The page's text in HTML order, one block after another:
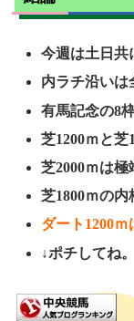
今週は土日共
内ラチ沿いは
有馬記念の8
芝1200ｍと芝
芝2000ｍは
芝1800ｍの内
ダート1200ｍ
↓ポチしてね。